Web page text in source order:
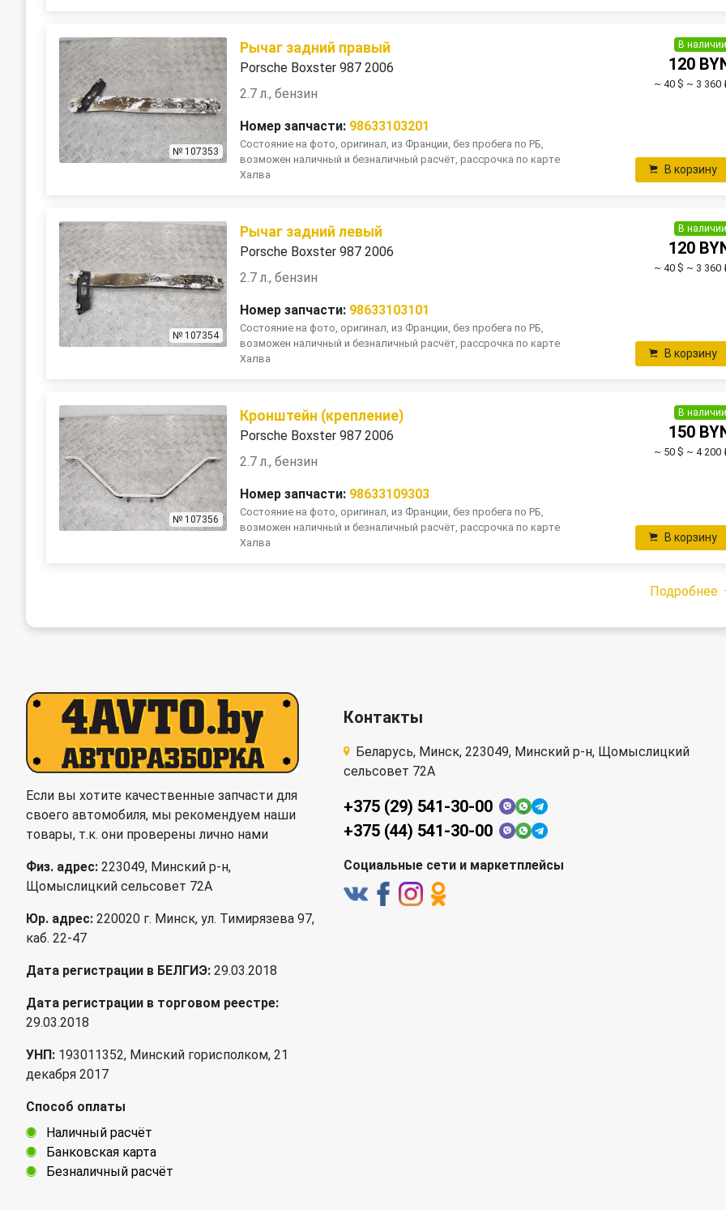
№ 107353
Рычаг задний правый
Porsche Boxster 987 2006
2.7 л., бензин
Номер запчасти: 98633103201
Состояние на фото, оригинал, из Франции, без пробега по РБ,
возможен наличный и безналичный расчёт, рассрочка по карте
Халва
В наличии
120
~ 40 $ ~ 3 360
В корзину
№ 107354
Рычаг задний левый
Porsche Boxster 987 2006
2.7 л., бензин
Номер запчасти: 98633103101
Состояние на фото, оригинал, из Франции, без пробега по РБ,
возможен наличный и безналичный расчёт, рассрочка по карте
Халва
В наличии
120
~ 40 $ ~ 3 360
В корзину
№ 107356
Кронштейн (крепление)
Porsche Boxster 987 2006
2.7 л., бензин
Номер запчасти: 98633109303
Состояние на фото, оригинал, из Франции, без пробега по РБ,
возможен наличный и безналичный расчёт, рассрочка по карте
Халва
В наличии
150
~ 50 $ ~ 4 200
В корзину
Подробнее
Если вы хотите качественные запчасти для
своего автомобиля, мы рекомендуем наши
товары, т.к. они проверены лично нами
Физ. адрес: 223049, Минский р-н,
Щомыслицкий сельсовет 72А
Юр. адрес: 220020 г. Минск, ул. Тимирязева 97,
каб. 22-47
Дата регистрации в БЕЛГИЭ: 29.03.2018
Дата регистрации в торговом реестре:
29.03.2018
УНП: 193011352, Минский горисполком, 21
декабря 2017
Способ оплаты
Наличный расчёт
Банковская карта
Безналичный расчёт
Контакты
Беларусь, Минск, 223049, Минский р-н, Щомыслицкий
сельсовет 72А
+375 (29) 541-30-00
+375 (44) 541-30-00
Социальные сети и маркетплейсы